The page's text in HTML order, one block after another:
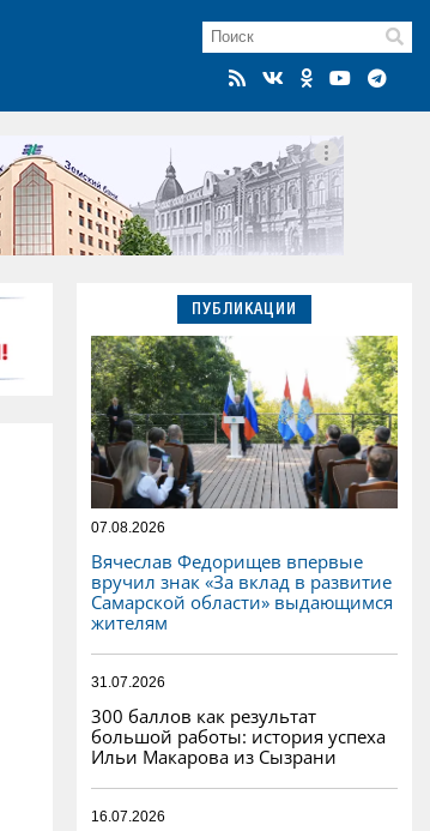
ПУБЛИКАЦИИ
07.08.2026
Вячеслав Федорищев впервые
вручил знак «За вклад в развитие
Самарской области» выдающимся
жителям
31.07.2026
300 баллов как результат
большой работы: история успеха
Ильи Макарова из Сызрани
16.07.2026